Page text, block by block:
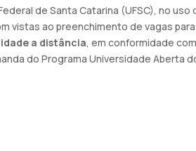
de Santa Catarina (UFSC), no
ao preenchimento de vagas
a distância, em conformidade
do Programa Universidade Aberta